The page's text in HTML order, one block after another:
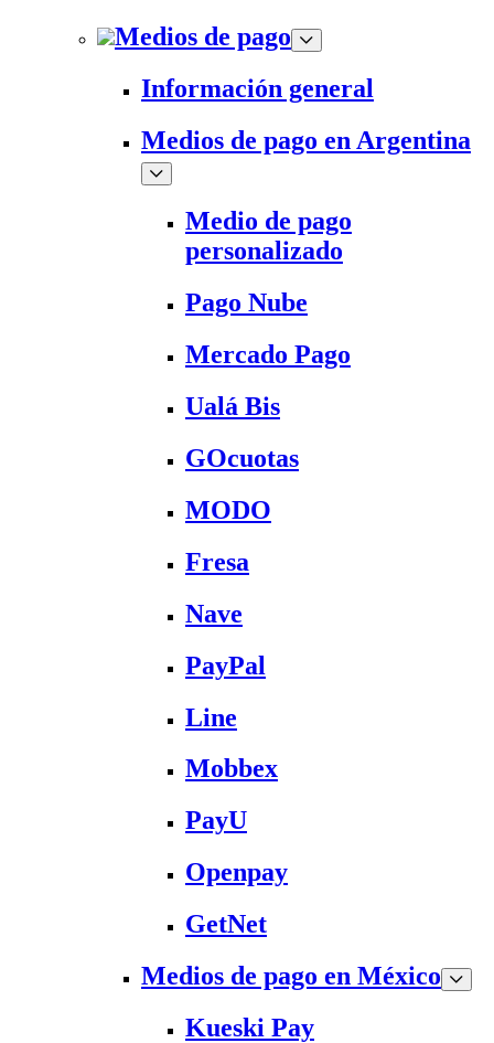
Medios de pago
Información general
Medios de pago en Argentina
Medio de pago
personalizado
Pago Nube
Mercado Pago
Ualá Bis
GOcuotas
MODO
Fresa
Nave
PayPal
Line
Mobbex
PayU
Openpay
GetNet
Medios de pago en México
Kueski Pay